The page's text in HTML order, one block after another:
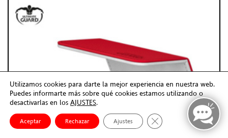
Utilizamos cookies para darte la mejor experiencia en nuestra web.
Puedes informarte más sobre qué cookies estamos utilizando o
desactivarlas en los AJUSTES.
Aceptar Rechazar Ajustes Cerrar el banner de